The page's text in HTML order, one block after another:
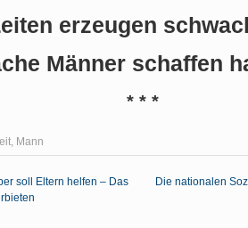
erzeugen
Männer schaffen
* * *
, Mann
soll Eltern helfen – Das
Die nationalen